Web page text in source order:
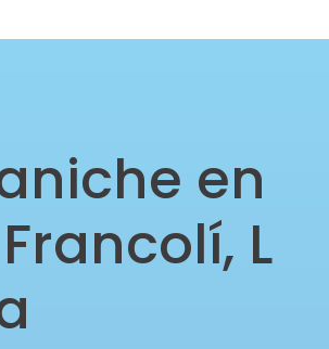
en
L